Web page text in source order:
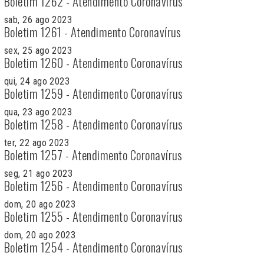
sab, 26 ago 2023
Boletim 1261 - Atendimento Coronavírus
sex, 25 ago 2023
Boletim 1260 - Atendimento Coronavírus
qui, 24 ago 2023
Boletim 1259 - Atendimento Coronavírus
qua, 23 ago 2023
Boletim 1258 - Atendimento Coronavírus
ter, 22 ago 2023
Boletim 1257 - Atendimento Coronavírus
seg, 21 ago 2023
Boletim 1256 - Atendimento Coronavírus
dom, 20 ago 2023
Boletim 1255 - Atendimento Coronavírus
dom, 20 ago 2023
Boletim 1254 - Atendimento Coronavírus